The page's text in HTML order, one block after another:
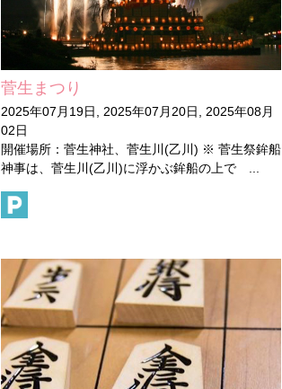
菅生まつり
2025年07月19日, 2025年07月20日, 2025年08月
02日
開催場所：菅生神社、菅生川(乙川) ※ 菅生祭鉾船
神事は、菅生川(乙川)に浮かぶ鉾船の上で ...